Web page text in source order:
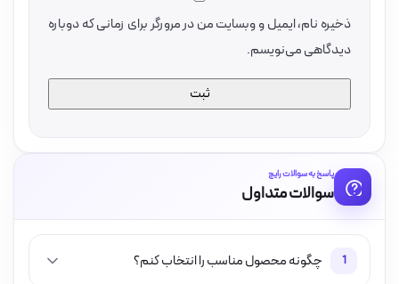
ذخیره نام، ایمیل و وبسایت من در مرورگر برای زمانی که دوباره
دیدگاهی می‌نویسم.
پاسخ به سوالات رایج
سوالات متداول
1 چگونه محصول مناسب را انتخاب کنم؟